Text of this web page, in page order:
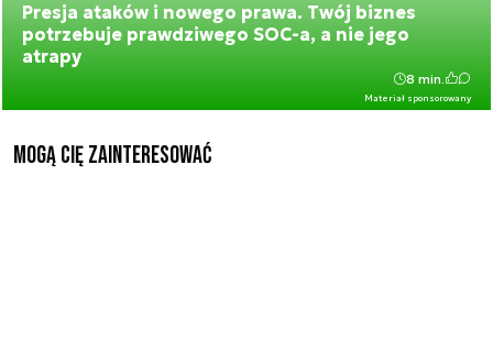
Presja ataków i nowego prawa. Twój biznes
potrzebuje prawdziwego SOC-a, a nie jego
atrapy
Materiał sponsorowany
8 min.
Mogą Cię zainteresować